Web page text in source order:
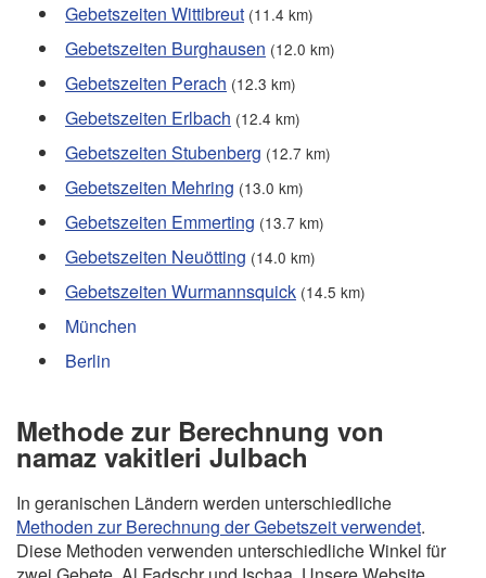
Gebetszeiten Wittibreut (11.4 km)
Gebetszeiten Burghausen (12.0 km)
Gebetszeiten Perach (12.3 km)
Gebetszeiten Erlbach (12.4 km)
Gebetszeiten Stubenberg (12.7 km)
Gebetszeiten Mehring (13.0 km)
Gebetszeiten Emmerting (13.7 km)
Gebetszeiten Neuötting (14.0 km)
Gebetszeiten Wurmannsquick (14.5 km)
München
Berlin
Methode zur Berechnung von
namaz vakitleri Julbach
In geranischen Ländern werden unterschiedliche
Methoden zur Berechnung der Gebetszeit verwendet.
Diese Methoden verwenden unterschiedliche Winkel für